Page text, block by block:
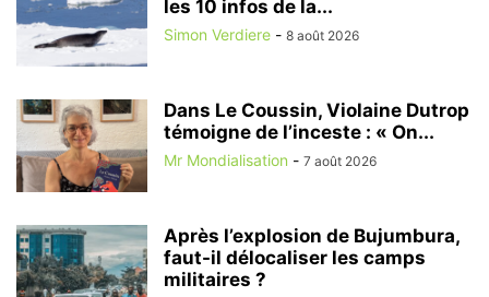
les 10 infos de la...
Simon Verdiere - 8 août 2026
Dans Le Coussin, Violaine Dutrop
témoigne de l’inceste : « On...
Mr Mondialisation - 7 août 2026
Après l’explosion de Bujumbura,
faut-il délocaliser les camps
militaires ?